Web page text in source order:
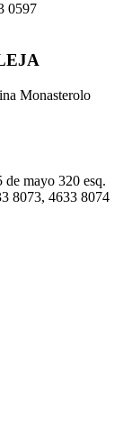
0597
Monasterolo
mayo 320 esq.
8073, 4633 8074